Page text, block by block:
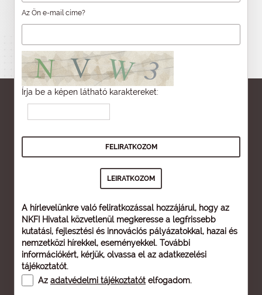
Az Ön e-mail címe?
Írja be a képen látható karaktereket:
A hírlevelünkre való feliratkozással hozzájárul, hogy az
NKFI Hivatal közvetlenül megkeresse a legfrissebb
kutatási, fejlesztési és innovációs pályázatokkal, hazai és
nemzetközi hírekkel, eseményekkel. További
információkért, kérjük, olvassa el az adatkezelési
tájékoztatót.
Az adatvédelmi tájékoztatót elfogadom.